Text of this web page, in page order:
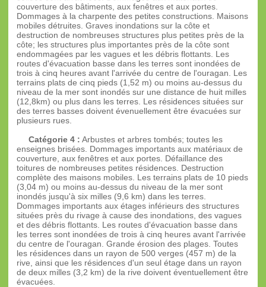
couverture des bâtiments, aux fenêtres et aux portes.
Dommages à la charpente des petites constructions. Maisons
mobiles détruites. Graves inondations sur la côte et
destruction de nombreuses structures plus petites près de la
côte; les structures plus importantes près de la côte sont
endommagées par les vagues et les débris flottants. Les
routes d'évacuation basse dans les terres sont inondées de
trois à cinq heures avant l'arrivée du centre de l'ouragan. Les
terrains plats de cinq pieds (1,52 m) ou moins au-dessus du
niveau de la mer sont inondés sur une distance de huit milles
(12,8km) ou plus dans les terres. Les résidences situées sur
des terres basses doivent évenuellement être évacuées sur
plusieurs rues.
Catégorie 4 : Arbustes et arbres tombés; toutes les
enseignes brisées. Dommages importants aux matériaux de
couverture, aux fenêtres et aux portes. Défaillance des
toitures de nombreuses petites résidences. Destruction
complète des maisons mobiles. Les terrains plats de 10 pieds
(3,04 m) ou moins au-dessus du niveau de la mer sont
inondés jusqu'à six milles (9,6 km) dans les terres.
Dommages importants aux étages inférieurs des structures
situées près du rivage à cause des inondations, des vagues
et des débris flottants. Les routes d'évacuation basse dans
les terres sont inondées de trois à cinq heures avant l'arrivée
du centre de l'ouragan. Grande érosion des plages. Toutes
les résidences dans un rayon de 500 verges (457 m) de la
rive, ainsi que les résidences d'un seul étage dans un rayon
de deux milles (3,2 km) de la rive doivent éventuellement être
évacuées.